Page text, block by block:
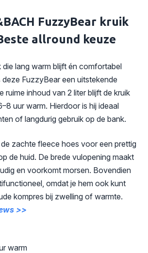
FuzzyBear kruik
allround keuze
die lang warm blijft én comfortabel
FuzzyBear een uitstekende
ruime inhoud van 2 liter blijft de kruik
uur warm. Hierdoor is hij ideaal
of langdurig gebruik op de bank.
zachte fleece hoes voor een prettig
de huid. De brede vulopening maakt
en voorkomt morsen. Bovendien
omdat je hem ook kunt
kompres bij zwelling of warmte.
>>
warm